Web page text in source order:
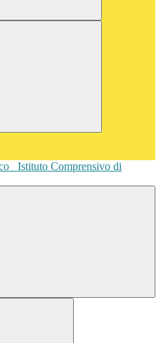
Istituto Comprensivo di